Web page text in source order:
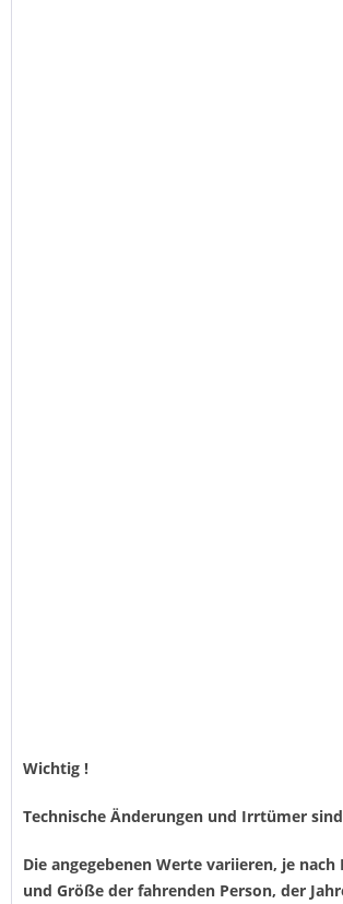
Wichtig !
Technische Änderungen und Irrtümer
Die angegebenen Werte variieren, je
und Größe der fahrenden Person, der